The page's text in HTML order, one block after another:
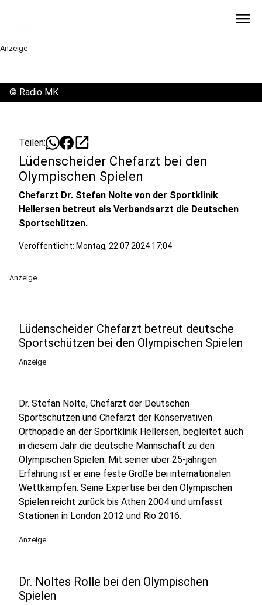
menu
Anzeige
© Radio MK
Teilen: open_in_new
Lüdenscheider Chefarzt bei den
Olympischen Spielen
Chefarzt Dr. Stefan Nolte von der Sportklinik
Hellersen betreut als Verbandsarzt die Deutschen
Sportschützen.
Veröffentlicht: Montag, 22.07.2024 17:04
Anzeige
Lüdenscheider Chefarzt betreut deutsche
Sportschützen bei den Olympischen Spielen
Anzeige
Dr. Stefan Nolte, Chefarzt der Deutschen
Sportschützen und Chefarzt der Konservativen
Orthopädie an der Sportklinik Hellersen, begleitet auch
in diesem Jahr die deutsche Mannschaft zu den
Olympischen Spielen. Mit seiner über 25-jährigen
Erfahrung ist er eine feste Größe bei internationalen
Wettkämpfen. Seine Expertise bei den Olympischen
Spielen reicht zurück bis Athen 2004 und umfasst
Stationen in London 2012 und Rio 2016.
Anzeige
Dr. Noltes Rolle bei den Olympischen
Spielen